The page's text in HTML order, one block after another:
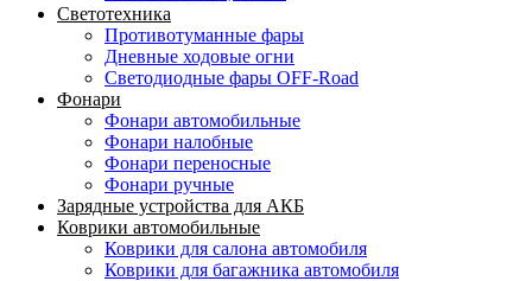
Светотехника
Противотуманные фары
Дневные ходовые огни
Светодиодные фары OFF-Road
Фонари
Фонари автомобильные
Фонари налобные
Фонари переносные
Фонари ручные
Зарядные устройства для АКБ
Коврики автомобильные
Коврики для салона автомобиля
Коврики для багажника автомобиля